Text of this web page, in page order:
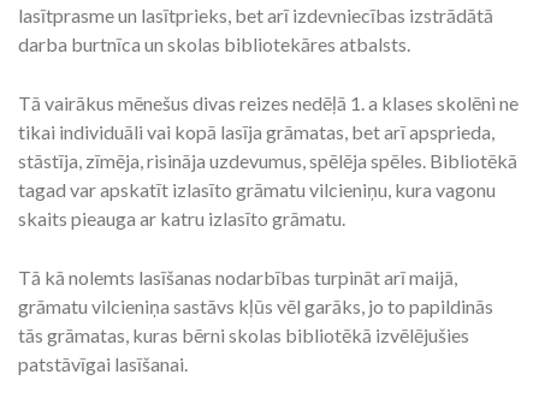
lasītprasme un lasītprieks, bet arī izdevniecības izstrādātā
darba burtnīca un skolas bibliotekāres atbalsts.
Tā vairākus mēnešus divas reizes nedēļā 1. a klases skolēni ne
tikai individuāli vai kopā lasīja grāmatas, bet arī apsprieda,
stāstīja, zīmēja, risināja uzdevumus, spēlēja spēles. Bibliotēkā
tagad var apskatīt izlasīto grāmatu vilcieniņu, kura vagonu
skaits pieauga ar katru izlasīto grāmatu.
Tā kā nolemts lasīšanas nodarbības turpināt arī maijā,
grāmatu vilcieniņa sastāvs kļūs vēl garāks, jo to papildinās
tās grāmatas, kuras bērni skolas bibliotēkā izvēlējušies
patstāvīgai lasīšanai.